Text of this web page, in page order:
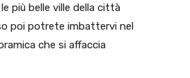
più belle ville della città
poi potrete imbattervi nel
che si affaccia